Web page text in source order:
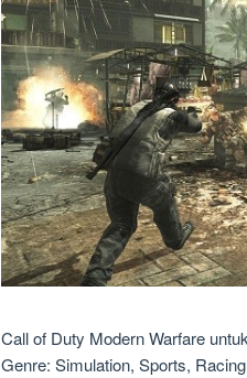
Call of Duty Modern Warfare
Genre: Simulation, Sports, Racing